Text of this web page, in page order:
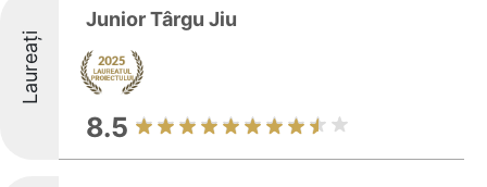
Laureați
Junior Târgu Jiu
8.5